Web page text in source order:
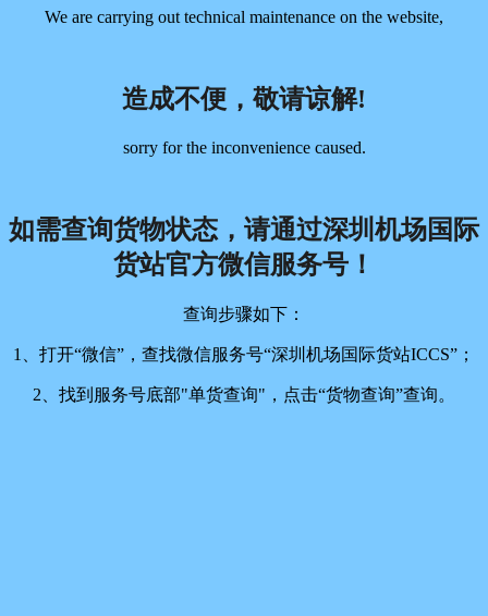
We are carrying out technical maintenance on the website,
造成不便，敬请谅解!
sorry for the inconvenience caused.
如需查询货物状态，请通过深圳机场国际
货站官方微信服务号！
查询步骤如下：
1、打开“微信”，查找微信服务号“深圳机场国际货站ICCS”；
2、找到服务号底部"单货查询"，点击“货物查询”查询。